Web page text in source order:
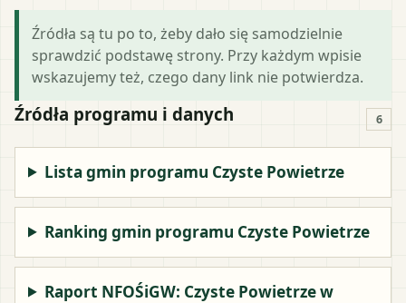
Źródła są tu po to, żeby dało się samodzielnie
sprawdzić podstawę strony. Przy każdym wpisie
wskazujemy też, czego dany link nie potwierdza.
Źródła programu i danych 6
Lista gmin programu Czyste Powietrze
Ranking gmin programu Czyste Powietrze
Raport NFOŚiGW: Czyste Powietrze w